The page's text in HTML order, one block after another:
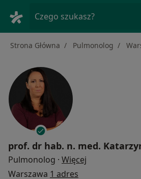
Czego szukasz?
Strona Główna Pulmonolog
prof. dr hab. n. med.
Pulmonolog · Więcej
Warszawa 1 adres